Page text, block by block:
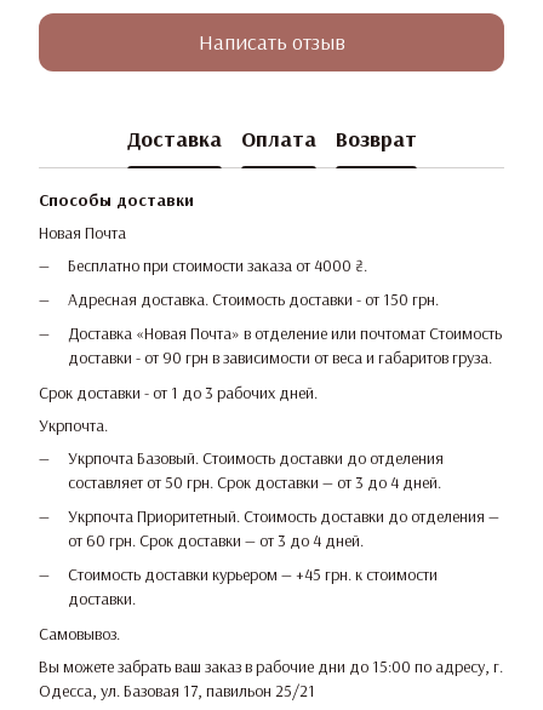
Написать отзыв
Доставка Оплата Возврат
Способы доставки
Новая Почта
Бесплатно при стоимости заказа от 4000 ₴.
Адресная доставка. Стоимость доставки - от 150 грн.
Доставка «Новая Почта» в отделение или почтомат Стоимость
доставки - от 90 грн в зависимости от веса и габаритов груза.
Срок доставки - от 1 до 3 рабочих дней.
Укрпочта.
Укрпочта Базовый. Стоимость доставки до отделения
составляет от 50 грн. Срок доставки — от 3 до 4 дней.
Укрпочта Приоритетный. Стоимость доставки до отделения —
от 60 грн. Срок доставки — от 3 до 4 дней.
Стоимость доставки курьером — +45 грн. к стоимости
доставки.
Самовывоз.
Вы можете забрать ваш заказ в рабочие дни до 15:00 по адресу, г.
Одесса, ул. Базовая 17, павильон 25/21